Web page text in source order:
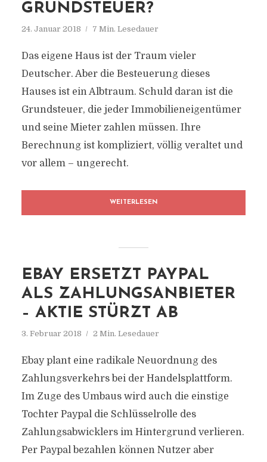
GRUNDSTEUER?
24. Januar 2018 7 Min. Lesedauer
Das eigene Haus ist der Traum vieler
Deutscher. Aber die Besteuerung dieses
Hauses ist ein Albtraum. Schuld daran ist die
Grundsteuer, die jeder Immobilieneigentümer
und seine Mieter zahlen müssen. Ihre
Berechnung ist kompliziert, völlig veraltet und
vor allem – ungerecht.
WEITERLESEN
EBAY ERSETZT PAYPAL
ALS ZAHLUNGSANBIETER
– AKTIE STÜRZT AB
3. Februar 2018 2 Min. Lesedauer
Ebay plant eine radikale Neuordnung des
Zahlungsverkehrs bei der Handelsplattform.
Im Zuge des Umbaus wird auch die einstige
Tochter Paypal die Schlüsselrolle des
Zahlungsabwicklers im Hintergrund verlieren.
Per Paypal bezahlen können Nutzer aber